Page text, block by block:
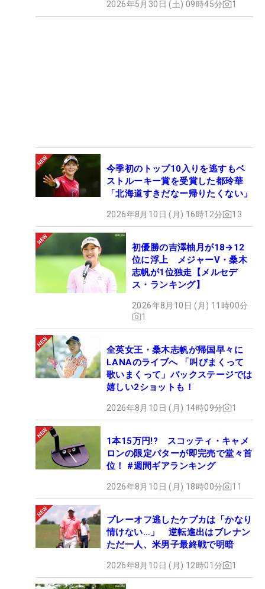
2026年5月30日 (土) 09時45分 1
今季初のトップ10入りを逃すもベ
ストルーキー賞を受賞した都玲華
「北海道すきだなー帰りたくない」
2026年8月10日 (月) 16時12分 13
初優勝の吉澤柚月が18→12
位に浮上 メジャーV・桑木
志帆が1位独走【メルセデ
ス・ランキング】
2026年8月10日 (月) 11時00分
1
全英女王・桑木志帆が帰国早々に
LANAのライブへ 「叫びまくって
歌いまくって」バックステージでは
嬉しい2ショットも！
2026年8月10日 (月) 14時09分 1
1本15万円!? スコッティ・キャメ
ロンの限定パターが即完売で堂々首
位！ #週間ギアランキング
2026年8月10日 (月) 18時00分 11
プレーオフ逃したケプカは「かなり
情けない…」 逆転進出はブレナン
ただ一人、米男子最終戦で明暗
2026年8月10日 (月) 12時01分 1